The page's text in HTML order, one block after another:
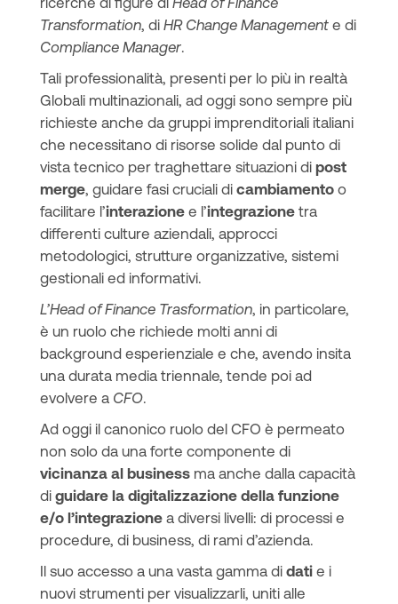
Transformation, di HR Change Managemente di
Compliance Manager.
Tali professionalità, presenti per lo più in realtà
Globali multinazionali, ad oggi sono sempre più
richieste anche da gruppi imprenditoriali italiani
che necessitano di risorse solide dal punto di
vista tecnico per traghettare situazioni di post
merge, guidare fasi cruciali di cambiamento o
facilitare l’interazione e l’integrazione tra
differenti culture aziendali, approcci
metodologici, strutture organizzative, sistemi
gestionali ed informativi.
L’Head of Finance Trasformation, in particolare,
è un ruolo che richiede molti anni di
background esperienziale e che, avendo insita
una durata media triennale, tende poi ad
evolvere a CFO.
Ad oggi il canonico ruolo del CFO è permeato
non solo da una forte componente di
vicinanza al businessma anche dalla capacità
di guidare la digitalizzazione della funzione
e/o l’integrazionea diversi livelli: di processi e
procedure, di business, di rami d’azienda.
Il suo accesso a una vasta gamma di datie i
nuovi strumenti per visualizzarli, uniti alle